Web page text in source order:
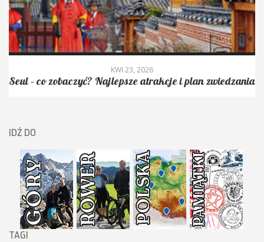
KWI 23, 2026
Seul – co zobaczyć? Najlepsze atrakcje i plan zwiedzania
IDŹ DO
TAGI